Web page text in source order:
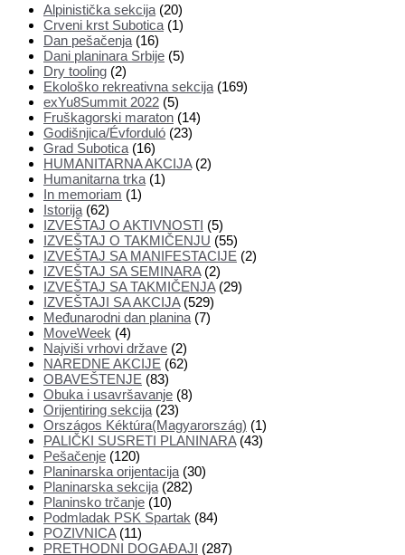
Alpinistička sekcija (20)
Crveni krst Subotica (1)
Dan pešačenja (16)
Dani planinara Srbije (5)
Dry tooling (2)
Ekološko rekreativna sekcija (169)
exYu8Summit 2022 (5)
Fruškagorski maraton (14)
Godišnjica/Évforduló (23)
Grad Subotica (16)
HUMANITARNA AKCIJA(2)
Humanitarna trka (1)
In memoriam (1)
Istorija (62)
IZVEŠTAJ O AKTIVNOSTI (5)
IZVEŠTAJ O TAKMIČENJU (55)
IZVEŠTAJ SA MANIFESTACIJE (2)
IZVEŠTAJ SA SEMINARA(2)
IZVEŠTAJ SA TAKMIČENJA(29)
IZVEŠTAJI SA AKCIJA(529)
Međunarodni dan planina (7)
MoveWeek (4)
Najviši vrhovi države (2)
NAREDNE AKCIJE (62)
OBAVEŠTENJE (83)
Obuka i usavršavanje (8)
Orijentiring sekcija (23)
Országos Kéktúra(Magyarország) (1)
PALIČKI SUSRETI PLANINARA(43)
Pešačenje (120)
Planinarska orijentacija (30)
Planinarska sekcija (282)
Planinsko trčanje (10)
Podmladak PSK Spartak (84)
POZIVNICA(11)
PRETHODNI DOGAĐAJI (287)